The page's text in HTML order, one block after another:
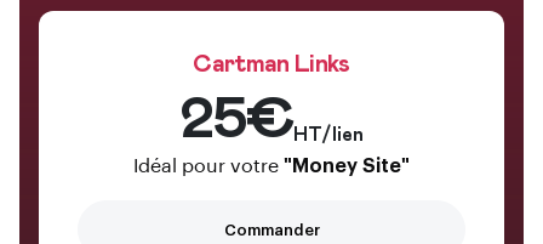
Cartman Links
25€HT/lien
Idéal pour votre "Money Site"
Commander